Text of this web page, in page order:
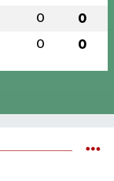
0 0
0 0